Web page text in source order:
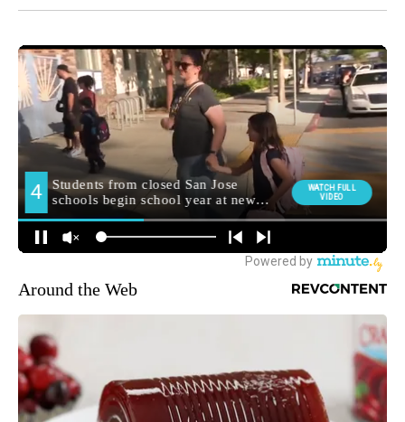
Around the Web